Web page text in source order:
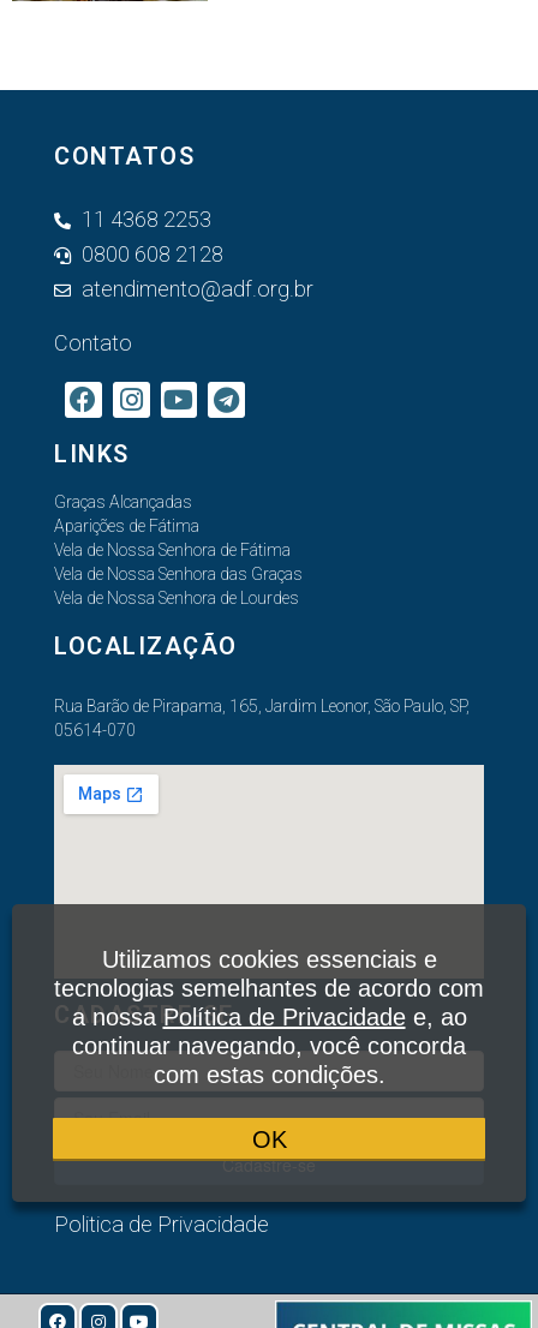
CONTATOS
11 4368 2253
0800 608 2128
atendimento@adf.org.br
Contato
LINKS
Graças Alcançadas
Aparições de Fátima
Vela de Nossa Senhora de Fátima
Vela de Nossa Senhora das Graças
Vela de Nossa Senhora de Lourdes
LOCALIZAÇÃO
Rua Barão de Pirapama, 165, Jardim Leonor, São Paulo, SP,
05614-070
CADASTRE-SE
Cadastre-se
Politica de Privacidade
© 2020 Todos os Direitos Reservados: Associação Devotos
Utilizamos cookies essenciais e
tecnologias semelhantes de acordo com
a nossaPolítica de Privacidadee, ao
continuar navegando, você concorda
com estas condições.
OK